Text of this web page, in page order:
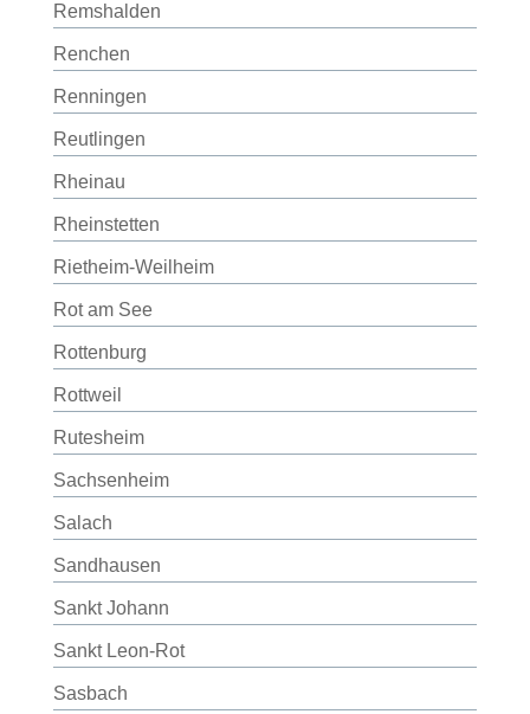
Remshalden
Renchen
Renningen
Reutlingen
Rheinau
Rheinstetten
Rietheim-Weilheim
Rot am See
Rottenburg
Rottweil
Rutesheim
Sachsenheim
Salach
Sandhausen
Sankt Johann
Sankt Leon-Rot
Sasbach